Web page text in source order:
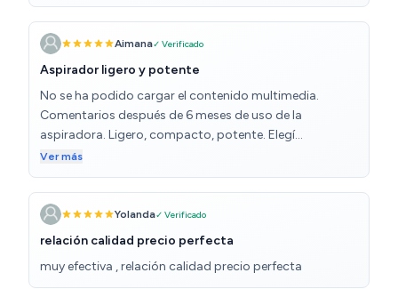
bastantes pelos. De diseño mi mayor queja es que al
usarlo de manera natural cierras el respiradero.. así que
tienes que ir pensando para tenerlo en cuenta. A mí eso
no me resulta práctico. Pero es un buen producto.
Aimana✓ Verificado
Aspirador ligero y potente
No se ha podido cargar el contenido multimedia.
Comentarios después de 6 meses de uso de la
aspiradora. Ligero, compacto, potente. Elegí
específicamente una pequeña aspiradora con cable
para que la fuerza de succión fuera poderosa durante
todo el tiempo de limpieza. Uso para bolsas de vacío
para cosas y ropa. No hay contras para mí. El tubo de
metal es pesado y al principio se cayó. Un trozo de
cinta adhesiva resolvió este problema. La potencia de
succión es muy fuerte. Abro el tapón en el mango de la
Ver más
Yolanda✓ Verificado
relación calidad precio perfecta
muy efectiva , relación calidad precio perfecta